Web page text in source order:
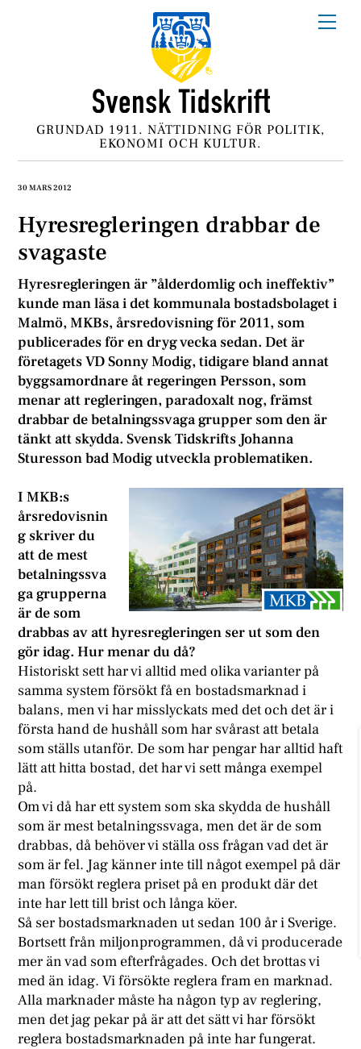
GRUNDAD 1911. NÄTTIDNING FÖR POLITIK,
EKONOMI OCH KULTUR.
30 MARS 2012
Hyresregleringen drabbar de
svagaste
Hyresregleringen är ”ålderdomlig och ineffektiv”
kunde man läsa i det kommunala bostadsbolaget i
Malmö, MKBs, årsredovisning för 2011, som
publicerades för en dryg vecka sedan. Det är
företagets VD Sonny Modig, tidigare bland annat
byggsamordnare åt regeringen Persson, som
menar att regleringen, paradoxalt nog, främst
drabbar de betalningssvaga grupper som den är
tänkt att skydda. Svensk Tidskrifts Johanna
Sturesson bad Modig utveckla problematiken.
I MKB:s
årsredovisnin
g skriver du
att de mest
betalningssva
ga grupperna
är de som
drabbas av att hyresregleringen ser ut som den
gör idag. Hur menar du då?
Historiskt sett har vi alltid med olika varianter på
samma system försökt få en bostadsmarknad i
balans, men vi har misslyckats med det och det är i
första hand de hushåll som har svårast att betala
som ställs utanför. De som har pengar har alltid haft
lätt att hitta bostad, det har vi sett många exempel
på.
Om vi då har ett system som ska skydda de hushåll
som är mest betalningssvaga, men det är de som
drabbas, då behöver vi ställa oss frågan vad det är
som är fel. Jag känner inte till något exempel på där
man försökt reglera priset på en produkt där det
inte har lett till brist och långa köer.
Så ser bostadsmarknaden ut sedan 100 år i Sverige.
Bortsett från miljonprogrammen, då vi producerade
mer än vad som efterfrågades. Och det brottas vi
med än idag. Vi försökte reglera fram en marknad.
Alla marknader måste ha någon typ av reglering,
men det jag pekar på är att det sätt vi har försökt
reglera bostadsmarknaden på inte har fungerat.